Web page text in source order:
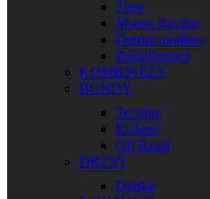
Thor
Moose Racing
Detské okuliare
Príslušenstvo
KOMBINÉZY
BUNDY
Textilné
Kožené
Off Road
DRESY
Detské